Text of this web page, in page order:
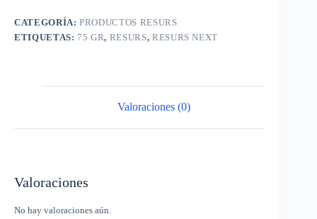
CATEGORÍA:PRODUCTOS RESURS
ETIQUETAS: 75 GR, RESURS, RESURS NEXT
Valoraciones (0)
Valoraciones
No hay valoraciones aún.